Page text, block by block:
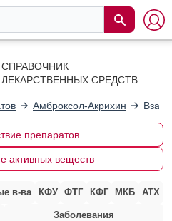
СПРАВОЧНИК
ЛЕКАРСТВЕННЫХ СРЕДСТВ
Амброксол-Акрихин
препаратов
активных веществ
в-ва КФУ ФТГ КФГ МКБ АТХ
Заболевания